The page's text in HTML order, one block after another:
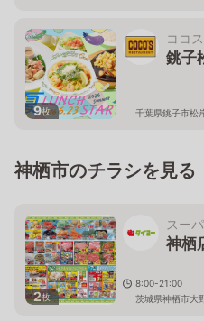
9枚
ココス
銚子
千葉県銚子市松
神栖市のチラシを見る
2枚
スー
神栖
8:00-21:00
茨城県神栖市大